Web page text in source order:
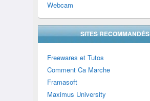
Webcam
SITES RECOMMANDÉS
Freewares et Tutos
Comment Ca Marche
Framasoft
Maximus University